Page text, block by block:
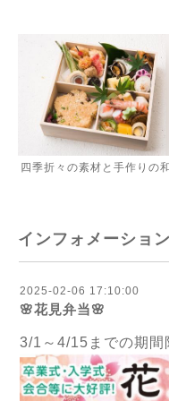
四季折々の素材と手作りの
インフォメーション
2025-02-06 17:10:00
🌸花見弁当🌸
3/1～4/15までの期間